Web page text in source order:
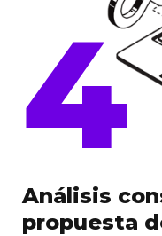
4
Análisis
propuesta